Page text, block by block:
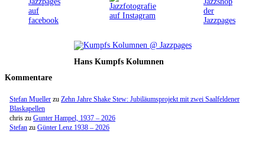
Hans Kumpfs Kolumnen
Kommentare
Stefan Mueller zu Zehn Jahre Shake Stew: Jubiläumsprojekt mit zwei Saalfeldener
Blaskapellen
chris zu Gunter Hampel, 1937 – 2026
Stefan zu Günter Lenz 1938 – 2026